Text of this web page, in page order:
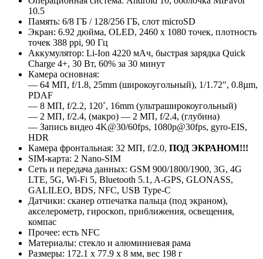
10.5
Память: 6/8 ГБ / 128/256 ГБ, слот microSD
Экран: 6.92 дюйма, OLED, 2460 x 1080 точек, плотность
точек 388 ppi, 90 Гц
Аккумулятор: Li-Ion 4220 мАч, быстрая зарядка Quick
Charge 4+, 30 Вт, 60% за 30 минут
Камера основная:
— 64 MП, f/1.8, 25mm (широкоугольный), 1/1.72″, 0.8µm,
PDAF
— 8 MП, f/2.2, 120˚, 16mm (ультраширокоугольный)
— 2 MП, f/2.4, (макро) — 2 MП, f/2.4, (глубина)
— Запись видео 4K@30/60fps, 1080p@30fps, gyro-EIS,
HDR
Камера фронтальная: 32 MП, f/2.0, ПОД ЭКРАНОМ!!!
SIM-карта: 2 Nano-SIM
Сеть и передача данных: GSM 900/1800/1900, 3G, 4G
LTE, 5G, Wi-Fi 5, Bluetooth 5.1, A-GPS, GLONASS,
GALILEO, BDS, NFC, USB Type-C
Датчики: сканер отпечатка пальца (под экраном),
акселерометр, гироскоп, приближения, освещения,
компас
Прочее: есть NFC
Материалы: стекло и алюминиевая рама
Размеры: 172.1 x 77.9 x 8 мм, вес 198 г